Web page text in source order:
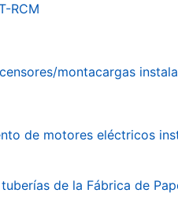
RCM
montacargas
de motores eléctricos
de la Fábrica de